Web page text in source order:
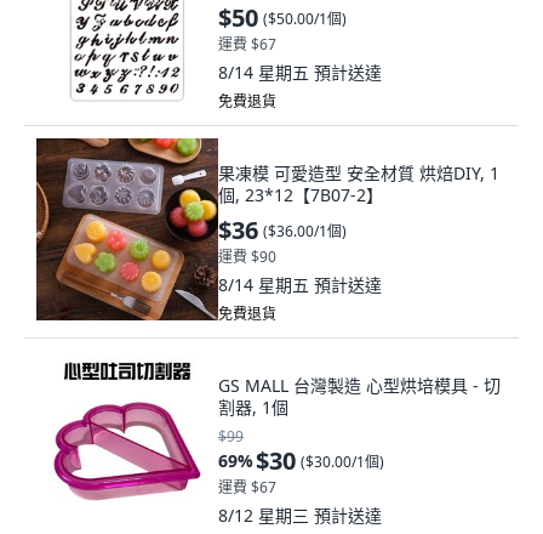
$50 ($50.00/1個)
運費 $67
8/14 星期五 預計送達
免費退貨
果凍模 可愛造型 安全材質 烘焙DIY, 1
個, 23*12【7B07-2】
$36 ($36.00/1個)
運費 $90
8/14 星期五 預計送達
免費退貨
GS MALL 台灣製造 心型烘培模具 - 切
割器, 1個
$99
69%$30 ($30.00/1個)
運費 $67
8/12 星期三 預計送達